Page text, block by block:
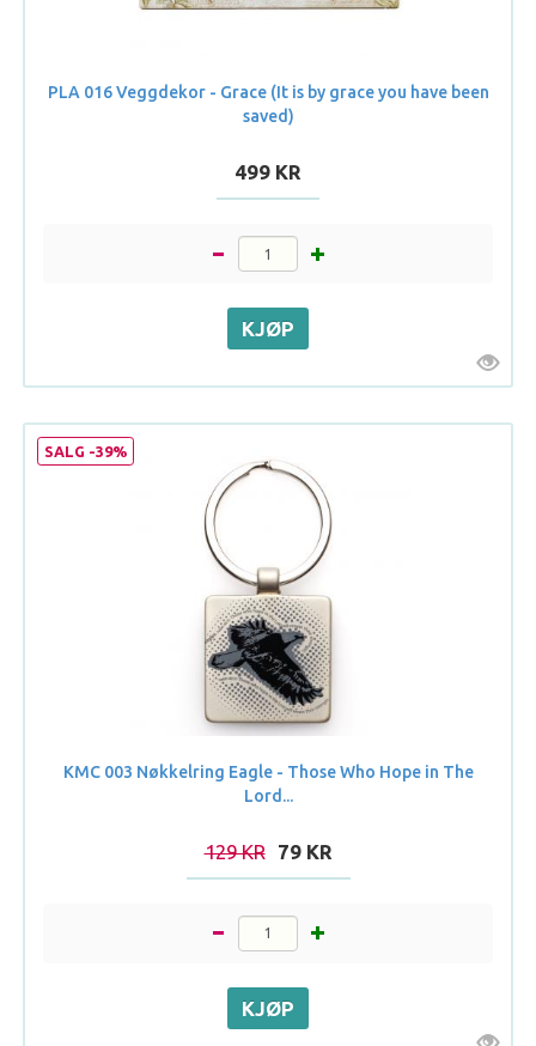
PLA 016 Veggdekor - Grace (It is by grace you have been
saved)
499 KR
KMC 003 Nøkkelring Eagle - Those Who Hope in The
Lord...
129 KR 79 KR
SALG -39%